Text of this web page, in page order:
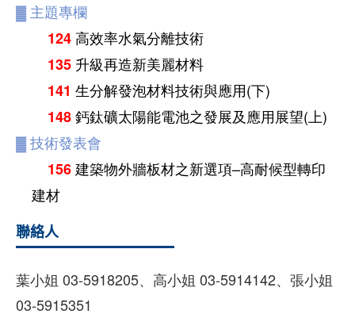
▓ 主題專欄
124高效率水氣分離技術
135 升級再造新美麗材料
141 生分解發泡材料技術與應用(下)
148鈣鈦礦太陽能電池之發展及應用展望(上)
▓技術發表會
156建築物外牆板材之新選項–高耐候型轉印
建材
聯絡人
葉小姐 03-5918205、高小姐 03-5914142、張小姐
03-5915351